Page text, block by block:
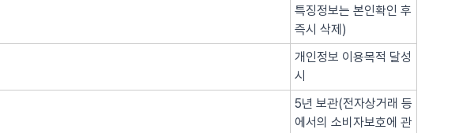
특징정보는 본인확인 후
즉시 삭제)
개인정보 이용목적 달성
시
5년 보관(전자상거래 등
에서의 소비자보호에 관